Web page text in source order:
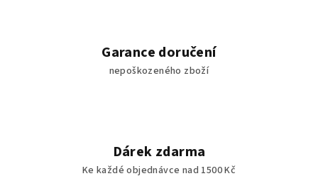
Garance doručení
nepoškozeného zboží
Dárek zdarma
Ke každé objednávce nad 1500 Kč